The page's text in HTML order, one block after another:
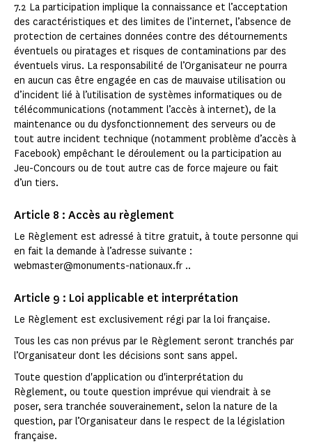
7.2 La participation implique la connaissance et l’acceptation
des caractéristiques et des limites de l’internet, l’absence de
protection de certaines données contre des détournements
éventuels ou piratages et risques de contaminations par des
éventuels virus. La responsabilité de l’Organisateur ne pourra
en aucun cas être engagée en cas de mauvaise utilisation ou
d’incident lié à l’utilisation de systèmes informatiques ou de
télécommunications (notamment l’accès à internet), de la
maintenance ou du dysfonctionnement des serveurs ou de
tout autre incident technique (notamment problème d’accès à
Facebook) empêchant le déroulement ou la participation au
Jeu-Concours ou de tout autre cas de force majeure ou fait
d’un tiers.
Article 8 : Accès au règlement
Le Règlement est adressé à titre gratuit, à toute personne qui
en fait la demande à l’adresse suivante :
webmaster@monuments-nationaux.fr ..
Article 9 : Loi applicable et interprétation
Le Règlement est exclusivement régi par la loi française.
Tous les cas non prévus par le Règlement seront tranchés par
l’Organisateur dont les décisions sont sans appel.
Toute question d'application ou d'interprétation du
Règlement, ou toute question imprévue qui viendrait à se
poser, sera tranchée souverainement, selon la nature de la
question, par l’Organisateur dans le respect de la législation
française.